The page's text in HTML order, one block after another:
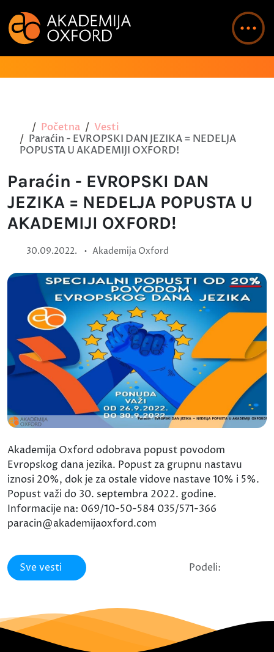
Početna
Vesti
Paraćin - EVROPSKI DAN JEZIKA = NEDELJA
POPUSTA U AKADEMIJI OXFORD!
Paraćin - EVROPSKI DAN
JEZIKA = NEDELJA POPUSTA U
AKADEMIJI OXFORD!
30.09.2022. • Akademija Oxford
Akademija Oxford odobrava popust povodom
Evropskog dana jezika. Popust za grupnu nastavu
iznosi 20%, dok je za ostale vidove nastave 10% i 5%.
Popust važi do 30. septembra 2022. godine.
Informacije na: 069/10-50-584 035/571-366
paracin@akademijaoxford.com
Sve vesti Podeli: